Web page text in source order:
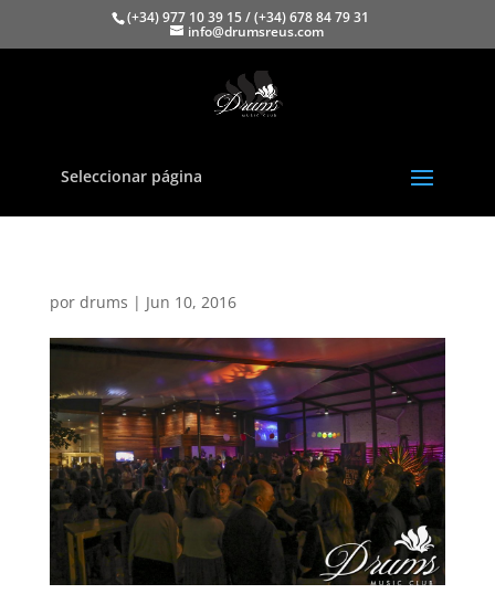
(+34) 977 10 39 15 / (+34) 678 84 79 31
info@drumsreus.com
Seleccionar página
por drums | Jun 10, 2016